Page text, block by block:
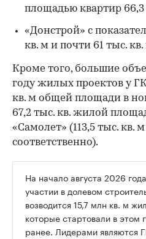
площадью квартир 66,3
«Донстрой» с
кв. м и почти 61 тыс.
Кроме того, большие
году жилых проектов у
кв. м общей площади в
67,2 тыс. кв. жилой
«Самолет» (113,5 тыс. кв.
соответственно).
На начало августа 2026
участии в долевом
возводится 15,7 млн кв. м
которые стартовали в этом
ранее. Лидерами являются